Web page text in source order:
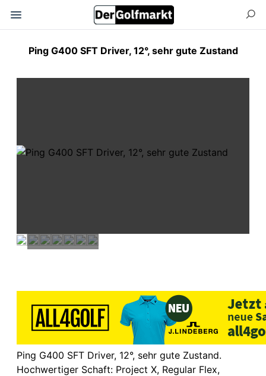
Ping G400 SFT Driver, 12°, sehr gute Zustand
Ping G400 SFT Driver, 12°, sehr gute Zustand.
Hochwertiger Schaft: Project X, Regular Flex,